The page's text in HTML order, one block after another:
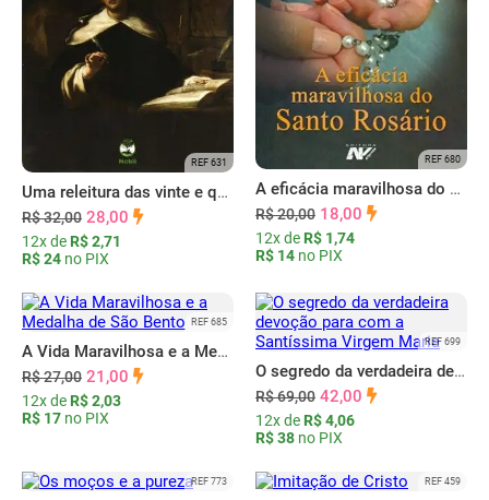
REF 631
Uma releitura das vinte e quatro teses tomistas
R$ 32,00 28,00
12x de R$ 2,71
R$ 24 no PIX
REF 680
A eficácia maravilhosa do Santo Rosário
R$ 20,00 18,00
12x de R$ 1,74
R$ 14 no PIX
REF 685
A Vida Maravilhosa e a Medalha de São Bento
R$ 27,00 21,00
12x de R$ 2,03
R$ 17 no PIX
REF 699
O segredo da verdadeira devoção para com a Santíssima Virgem Maria
R$ 69,00 42,00
12x de R$ 4,06
R$ 38 no PIX
REF 773 REF 459